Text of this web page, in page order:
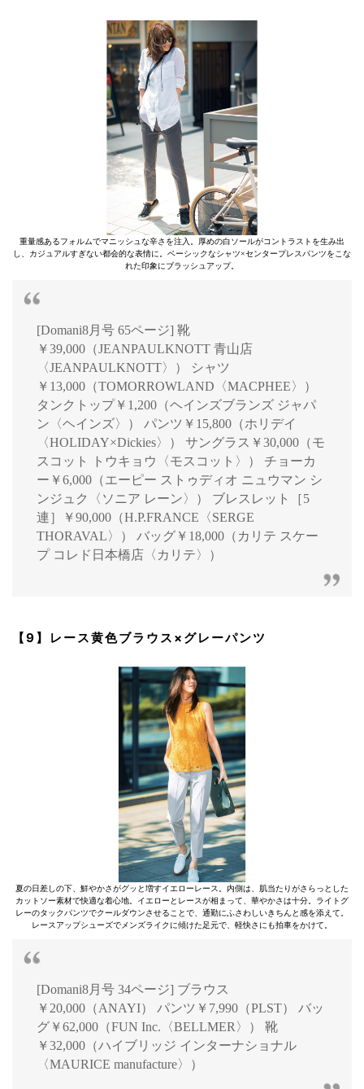
重量感あるフォルムでマニッシュな辛さを注入。厚めの白ソールがコントラストを生み出
し、カジュアルすぎない都会的な表情に。ベーシックなシャツ×センタープレスパンツをこな
れた印象にブラッシュアップ。
[Domani8月号 65ページ] 靴
￥39,000（JEANPAULKNOTT 青山店
〈JEANPAULKNOTT〉） シャツ
￥13,000（TOMORROWLAND〈MACPHEE〉）
タンクトップ￥1,200（ヘインズブランズ ジャパ
ン〈ヘインズ〉） パンツ￥15,800（ホリデイ
〈HOLIDAY×Dickies〉） サングラス￥30,000（モ
スコット トウキョウ〈モスコット〉） チョーカ
ー￥6,000（エーピー ストゥディオ ニュウマン シ
ンジュク〈ソニア レーン〉） ブレスレット［5
連］￥90,000（H.P.FRANCE〈SERGE
THORAVAL〉） バッグ￥18,000（カリテ スケー
プ コレド日本橋店〈カリテ〉）
【9】レース黄色ブラウス×グレーパンツ
夏の日差しの下、鮮やかさがグッと増すイエローレース。内側は、肌当たりがさらっとした
カットソー素材で快適な着心地。イエローとレースが相まって、華やかさは十分。ライトグ
レーのタックパンツでクールダウンさせることで、通勤にふさわしいきちんと感を添えて。
レースアップシューズでメンズライクに傾けた足元で、軽快さにも拍車をかけて。
[Domani8月号 34ページ] ブラウス
￥20,000（ANAYI） パンツ￥7,990（PLST） バッ
グ￥62,000（FUN Inc.〈BELLMER〉） 靴
￥32,000（ハイブリッジ インターナショナル
〈MAURICE manufacture〉）